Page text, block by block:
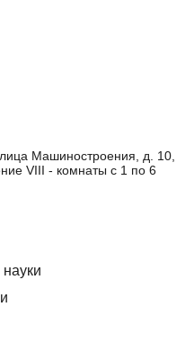
Машиностроения, д. 10,
VIII - комнаты с 1 по 6